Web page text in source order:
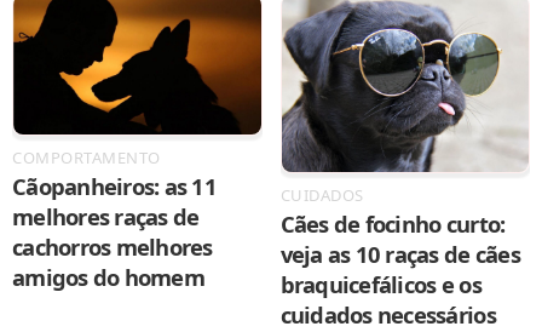
COMPORTAMENTO
Cãopanheiros: as 11
melhores raças de
cachorros melhores
amigos do homem
CUIDADOS
Cães de focinho curto:
veja as 10 raças de cães
braquicefálicos e os
cuidados necessários